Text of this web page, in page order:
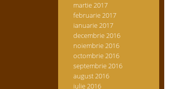
martie 2017
februarie 2017
ianuarie 2017
decembrie 2016
noiembrie 2016
octombrie 2016
septembrie 2016
august 2016
iulie 2016